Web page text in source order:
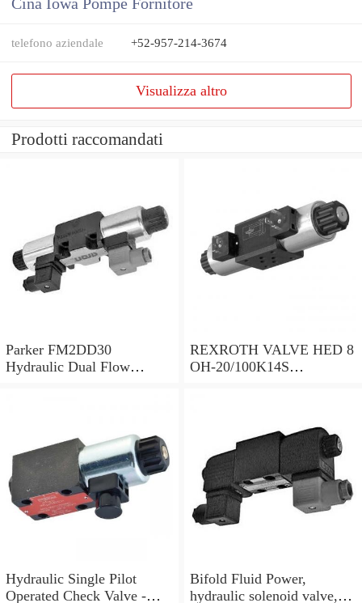
Cina Iowa Pompe Fornitore
telefono aziendale +52-957-214-3674
Visualizza altro
Prodotti raccomandati
Parker FM2DD30
Hydraulic Dual Flow
REXROTH VALVE HED 8
OH-20/100K14S
Hydraulic Single Pilot
Operated Check Valve -
Bifold Fluid Power,
hydraulic solenoid valve,